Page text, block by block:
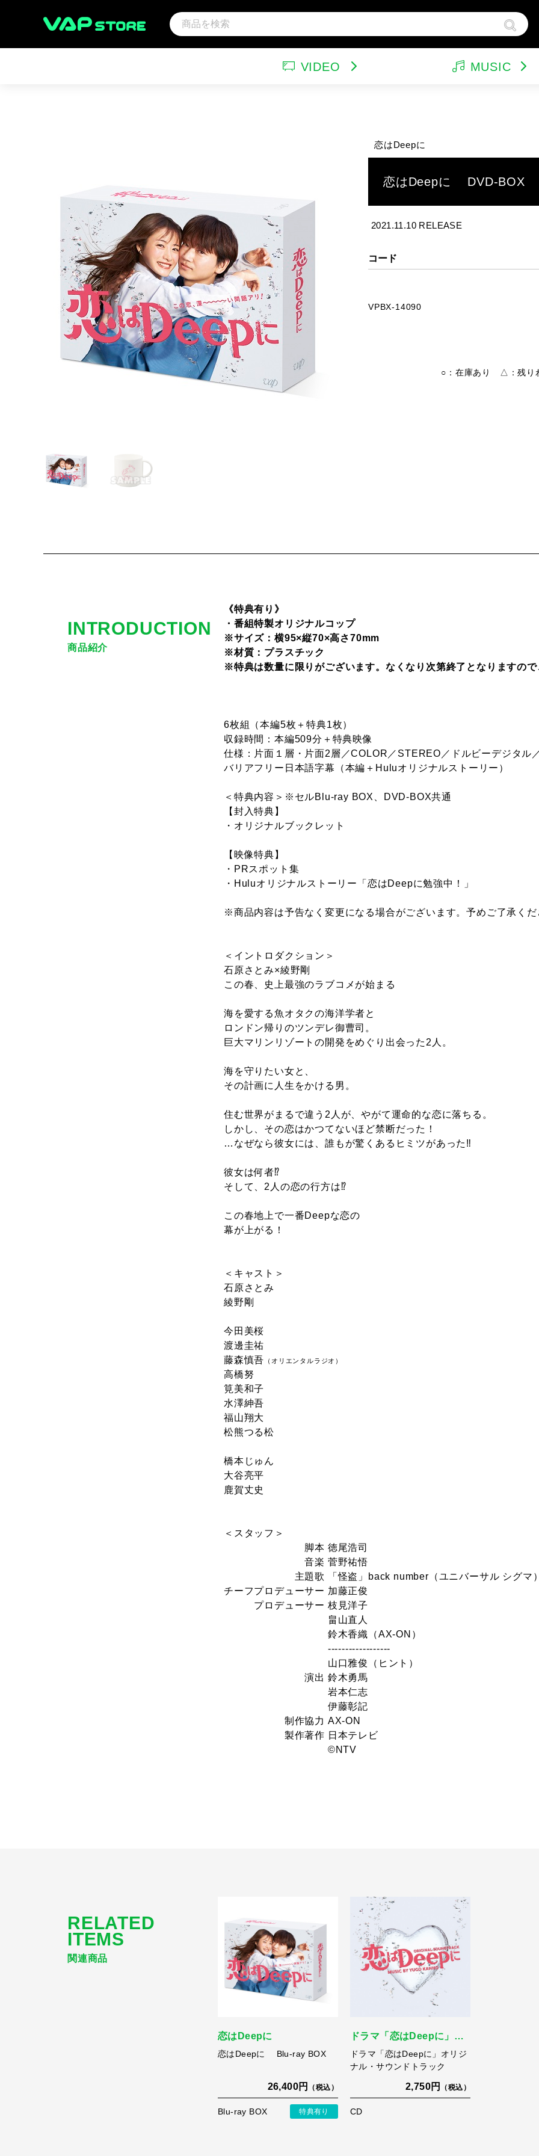
VIDEO MUSIC
恋はDeepに
恋はDeepに DVD-BOX
2021.11.10 RELEASE
コード
VPBX-14090
○：在庫あり △：残り
INTRODUCTION
商品紹介
《特典有り》
・番組特製オリジナルコップ
※サイズ：横95×縦70×高さ70mm
※材質：プラスチック
※特典は数量に限りがございます。なくなり次第終了となりますの
6枚組（本編5枚＋特典1枚）
収録時間：本編509分＋特典映像
仕様：片面１層・片面2層／COLOR／STEREO／ドルビーデジタル
バリアフリー日本語字幕（本編＋Huluオリジナルストーリー）
＜特典内容＞※セルBlu-ray BOX、DVD-BOX共通
【封入特典】
・オリジナルブックレット
【映像特典】
・PRスポット集
・Huluオリジナルストーリー「恋はDeepに勉強中！」
※商品内容は予告なく変更になる場合がございます。予めご了承くだ
＜イントロダクション＞
石原さとみ×綾野剛
この春、史上最強のラブコメが始まる
海を愛する魚オタクの海洋学者と
ロンドン帰りのツンデレ御曹司。
巨大マリンリゾートの開発をめぐり出会った2人。
海を守りたい女と、
その計画に人生をかける男。
住む世界がまるで違う2人が、やがて運命的な恋に落ちる。
しかし、その恋はかつてないほど禁断だった！
…なぜなら彼女には、誰もが驚くあるヒミツがあった‼
彼女は何者⁉
そして、2人の恋の行方は⁉
この春地上で一番Deepな恋の
幕が上がる！
＜キャスト＞
石原さとみ
綾野剛
今田美桜
渡邊圭祐
藤森慎吾
（オリエンタルラジオ）
高橋努
筧美和子
水澤紳吾
福山翔大
松熊つる松
橋本じゅん
大谷亮平
鹿賀丈史
＜スタッフ＞
脚本 徳尾浩司
音楽 菅野祐悟
主題歌 「怪盗」back number（ユニバーサル シグマ
チーフプロデューサー 加藤正俊
プロデューサー 枝見洋子
畠山直人
鈴木香織（AX-ON）
------------------
山口雅俊（ヒント）
演出 鈴木勇馬
岩本仁志
伊藤彰記
制作協力 AX-ON
製作著作 日本テレビ
©NTV
RELATED
ITEMS
関連商品
恋はDeepに
恋はDeepに Blu-ray BOX
26,400円 （税込）
Blu-ray BOX 特典有り
ドラマ「恋はDeepに」…
ドラマ「恋はDeepに」オリジ
ナル・サウンドトラック
2,750円 （税込）
CD